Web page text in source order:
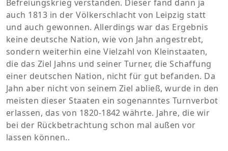
Befreiungskrieg verstanden. Dieser fand dann ja
auch 1813 in der Völkerschlacht von Leipzig statt
und auch gewonnen. Allerdings war das Ergebnis
keine deutsche Nation, wie von Jahn angestrebt,
sondern weiterhin eine Vielzahl von Kleinstaaten,
die das Ziel Jahns und seiner Turner, die Schaffung
einer deutschen Nation, nicht für gut befanden. Da
Jahn aber nicht von seinem Ziel abließ, wurde in den
meisten dieser Staaten ein sogenanntes Turnverbot
erlassen, das von 1820-1842 währte. Jahre, die wir
bei der Rückbetrachtung schon mal außen vor
lassen können..